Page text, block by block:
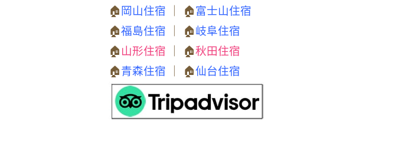
🏠 岡山住宿 ｜ 🏠富士山住宿
🏠福島住宿 ｜ 🏠岐阜住宿
🏠 山形住宿 ｜ 🏠秋田住宿
🏠青森住宿 ｜ 🏠仙台住宿